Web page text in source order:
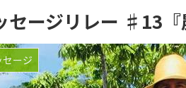
セージリレー ♯13
セージ